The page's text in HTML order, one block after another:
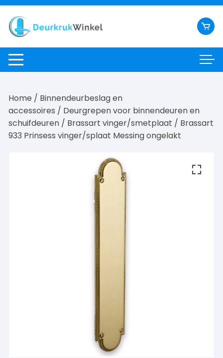
Ga
naar
inhoud
Home / Binnendeurbeslag en
accessoires / Deurgrepen voor binnendeuren en
schuifdeuren / Brassart vinger/smetplaat / Brassart
933 Prinsess vinger/splaat Messing ongelakt